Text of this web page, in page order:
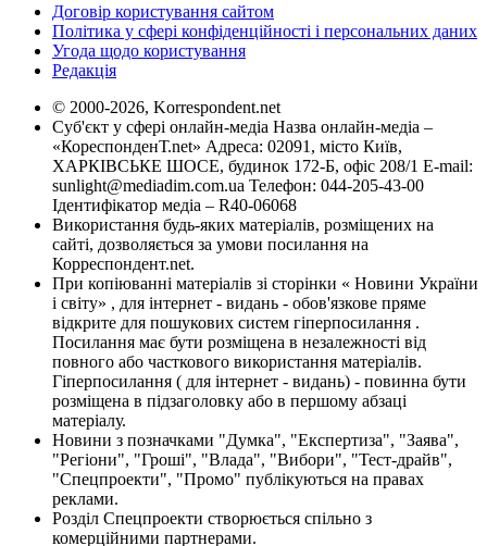
Договір користування сайтом
Політика у сфері конфіденційності і персональних даних
Угода щодо користування
Редакція
© 2000-2026, Korrespondent.net
Суб'єкт у сфері онлайн-медіа Назва онлайн-медіа –
«КореспонденТ.net» Адреса: 02091, місто Київ,
ХАРКІВСЬКЕ ШОСЕ, будинок 172-Б, офіс 208/1 E-mail:
sunlight@mediadim.com.ua Телефон: 044-205-43-00
Ідентифікатор медіа – R40-06068
Використання будь-яких матеріалів, розміщених на
сайті, дозволяється за умови посилання на
Корреспондент.net.
При копіюванні матеріалів зі сторінки « Новини України
і світу» , для інтернет - видань - обов'язкове пряме
відкрите для пошукових систем гіперпосилання .
Посилання має бути розміщена в незалежності від
повного або часткового використання матеріалів.
Гіперпосилання ( для інтернет - видань) - повинна бути
розміщена в підзаголовку або в першому абзаці
матеріалу.
Новини з позначками "Думка", "Експертиза", "Заява",
"Регіони", "Гроші", "Влада", "Вибори", "Тест-драйв",
"Спецпроекти", "Промо" публікуються на правах
реклами.
Розділ Спецпроекти створюється спільно з
комерційними партнерами.